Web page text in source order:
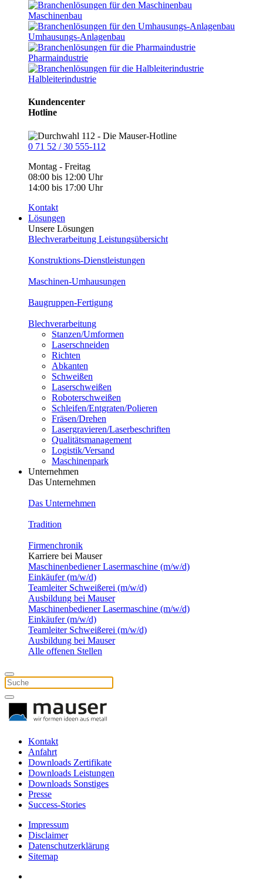
Maschinenbau
Umhausungs-Anlagenbau
Pharmaindustrie
Halbleiterindustrie
Kundencenter
Hotline
0 71 52 / 30 555-112
Montag - Freitag
08:00 bis 12:00 Uhr
14:00 bis 17:00 Uhr
Kontakt
Lösungen
Unsere Lösungen
Blechverarbeitung Leistungsübersicht
Konstruktions-Dienstleistungen
Maschinen-Umhausungen
Baugruppen-Fertigung
Blechverarbeitung
Stanzen/Umformen
Laserschneiden
Richten
Abkanten
Schweißen
Laserschweißen
Roboterschweißen
Schleifen/Entgraten/Polieren
Fräsen/Drehen
Lasergravieren/Laserbeschriften
Qualitätsmanagement
Logistik/Versand
Maschinenpark
Unternehmen
Das Unternehmen
Das Unternehmen
Tradition
Firmenchronik
Karriere bei Mauser
Maschinenbediener Lasermaschine (m/w/d)
Einkäufer (m/w/d)
Teamleiter Schweißerei (m/w/d)
Ausbildung bei Mauser
Maschinenbediener Lasermaschine (m/w/d)
Einkäufer (m/w/d)
Teamleiter Schweißerei (m/w/d)
Ausbildung bei Mauser
Alle offenen Stellen
Kontakt
Anfahrt
Downloads Zertifikate
Downloads Leistungen
Downloads Sonstiges
Presse
Success-Stories
Impressum
Disclaimer
Datenschutzerklärung
Sitemap